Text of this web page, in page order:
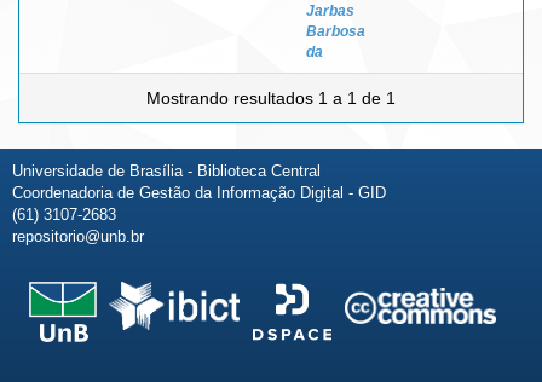
Jarbas
Barbosa
da
Mostrando resultados 1 a 1 de 1
Universidade de Brasília - Biblioteca Central
Coordenadoria de Gestão da Informação Digital - GID
(61) 3107-2683
repositorio@unb.br